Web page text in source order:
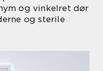
og vinkelret dør
og sterile